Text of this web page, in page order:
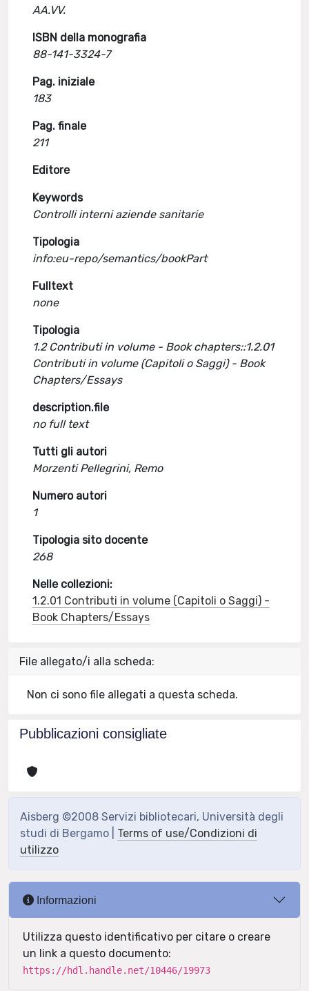
AA.VV.
ISBN della monografia
88-141-3324-7
Pag. iniziale
183
Pag. finale
211
Editore
Keywords
Controlli interni aziende sanitarie
Tipologia
info:eu-repo/semantics/bookPart
Fulltext
none
Tipologia
1.2 Contributi in volume - Book chapters::1.2.01
Contributi in volume (Capitoli o Saggi) - Book
Chapters/Essays
description.file
no full text
Tutti gli autori
Morzenti Pellegrini, Remo
Numero autori
1
Tipologia sito docente
268
Nelle collezioni:
1.2.01 Contributi in volume (Capitoli o Saggi) -
Book Chapters/Essays
File allegato/i alla scheda:
Non ci sono file allegati a questa scheda.
Pubblicazioni consigliate
Aisberg ©2008 Servizi bibliotecari, Università degli
studi di Bergamo | Terms of use/Condizioni di
utilizzo
Informazioni
Utilizza questo identificativo per citare o creare
un link a questo documento:
https://hdl.handle.net/10446/19973